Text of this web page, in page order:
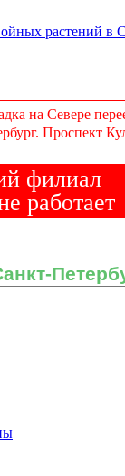
растений в
на Севере
Проспект
филиал
работает